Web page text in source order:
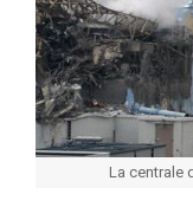
La centrale